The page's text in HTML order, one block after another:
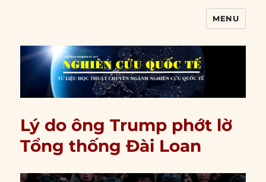
MENU
Lý do ông Trump phớt lờ
Tổng thống Đài Loan